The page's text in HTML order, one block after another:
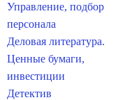
Управление, подбор
персонала
Деловая литература.
Ценные бумаги,
инвестиции
Детектив